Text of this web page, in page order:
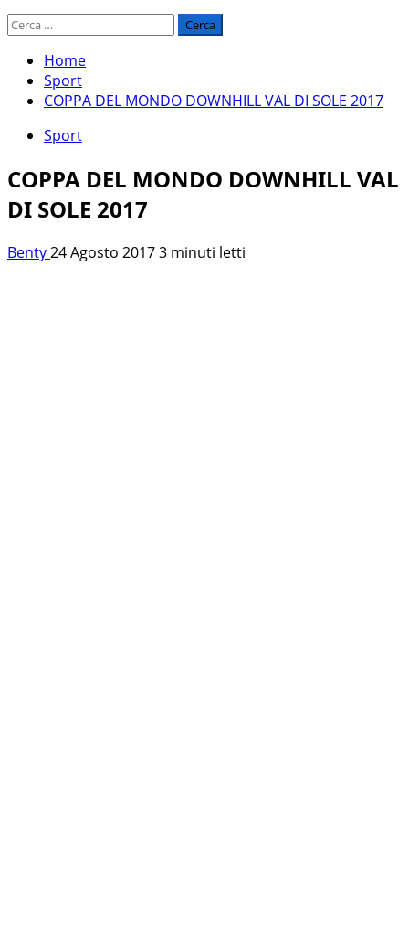
Ricerca
Home
Sport
COPPA DEL MONDO DOWNHILL VAL DI SOLE 2017
Sport
COPPA DEL MONDO DOWNHILL VAL
DI SOLE 2017
Benty24 Agosto 20173 minuti letti